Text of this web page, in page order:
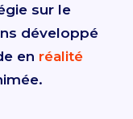
sur le
développé
en réalité